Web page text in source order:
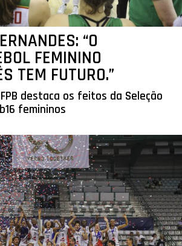
“O
FEMININO
TEM FUTURO.”
destaca os feitos da Seleção
femininos